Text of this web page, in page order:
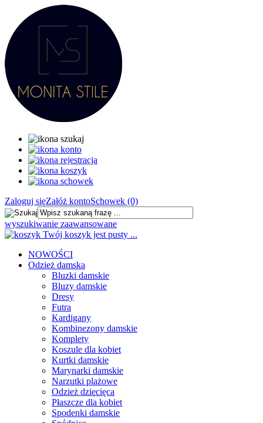
Zaloguj sięZałóż kontoSchowek (0)
wyszukiwanie zaawansowane
Twój koszyk jest pusty ...
NOWOŚCI
Odzież damska
Bluzki damskie
Bluzy damskie
Dresy
Futra
Kardigany
Kombinezony damskie
Komplety
Koszule dla kobiet
Kurtki damskie
Marynarki damskie
Narzutki plażowe
Odzież dziecięca
Płaszcze dla kobiet
Spodenki damskie